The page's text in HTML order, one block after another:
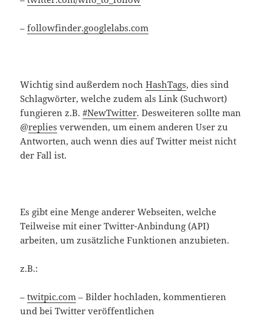
–followfinder.googlelabs.com
Wichtig sind außerdem nochHashTags, dies sind
Schlagwörter, welche zudem als Link (Suchwort)
fungieren z.B.#NewTwitter. Desweiteren sollte man
@replies verwenden, um einem anderen User zu
Antworten, auch wenn dies auf Twitter meist nicht
der Fall ist.
Es gibt eine Menge anderer Webseiten, welche
Teilweise mit einer Twitter-Anbindung (API)
arbeiten, um zusätzliche Funktionen anzubieten.
z.B.:
–twitpic.com – Bilder hochladen, kommentieren
und bei Twitter veröffentlichen